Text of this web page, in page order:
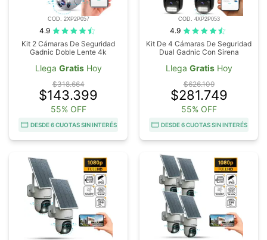
COD. 2XP2P057
4.9
Kit 2 Cámaras De Seguridad
Gadnic Doble Lente 4k
Llega GratisHoy
$318.664
$143.399
55% OFF
DESDE 6 CUOTAS SIN INTERÉS
COD. 4XP2P053
4.9
Kit De 4 Cámaras De Seguridad
Dual Gadnic Con Sirena
Llega GratisHoy
$626.109
$281.749
55% OFF
DESDE 6 CUOTAS SIN INTERÉS